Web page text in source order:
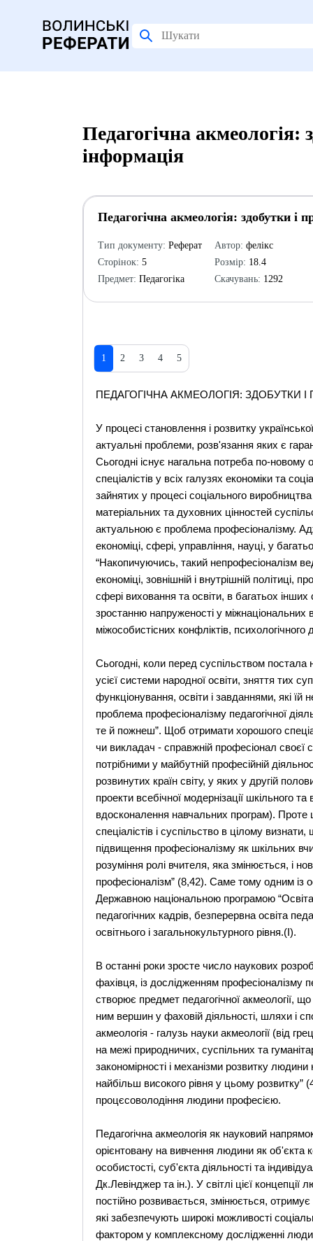
Педагогічна акмеологія:
інформація
Педагогічна акмеологія: здобутки і
Тип документу: Реферат
Сторінок: 5
Предмет: Педагогіка
Автор: фелікс
Розмір: 18.4
Скачувань: 1292
1 2 3 4 5
ПЕДАГОГIЧНА АКМЕОЛОГІЯ: ЗДОБУТКИ
У процесі становлення і розвитку
актуальнi проблеми, розв'язання яких є
Сьогоднi iснує нагальна потреба по-новому
спецiалiстiв у всiх галузях економiки та
зайнятих у процесi соцiального
матерiальних та духовних цiнностей
актуальною є проблема професiоналiзму.
економiцi, сферi, управлiння, науцi, у
“Накопичуючись, такий непрофесiоналiзм
економiцi, зовнiшнiй i внутрiшнiй полiтицi,
сферi виховання та освiти, в багатьох
зростанню напруженостi у мiжнацiональних
мiжособистiсних конфлiктiв,
Сьогодні, коли перед суспiльством
усiєї системи народної освiти, зняття тих
функцiонування, освіти і завданнями, якi
проблема професiоналiзму педагогiчної
те й пожнеш”. Щоб отримати хорошого
чи викладач - справжнiй професiонал своєї
потрiбними у майбутнiй професiйнiй
розвинутих країн свiту, у яких у другiй
проекти всебiчної модернiзацiї шкiльного
вдосконалення навчальних програм).
спецiалiстiв i суспiльство в цiлому
пiдвищення професiоналiзму як шкiльних
розумiння ролi вчителя, яка змiнюється, i
професiоналiзм” (8,42). Саме тому одним iз
Державною нацiональною програмою “Освiта”
педагогiчних кадрiв, безперервна освiта
освiтнього i загальнокультурного рiвня.(I).
В останнi роки зросте число наукових
фахiвця, iз дослiдженням професiоналiзму
створює предмет педагогiчної акмеологiї,
ним вершин у фаховiй дiяльностi, шляхи i
акмеологiя - галузь науки акмеологiї (вiд
на межi природничих, суспiльних та
закономiрностi i механiзми розвитку людини
найбiльш високого рiвня у цьому
процєсоволодіння людини професiєю.
Педагогiчна акмеологiя як науковий
орiєнтовану на вивчення людини як
особистостi, суб'єкта дiяльностi та
Дк.Левiнджер та iн.). У свiтлi цiєї концепцiї
постiйно розвивається, змiнюється,
якi забезпечують широкi можливостi
фактором у комплексному дослiдженнi